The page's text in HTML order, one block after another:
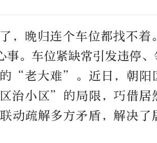
，晚归连个车位都找不
事。车位紧缺常引发违停
“老大难”。近日，朝阳
治小区”的局限，巧借居
疏解多方矛盾，解决了